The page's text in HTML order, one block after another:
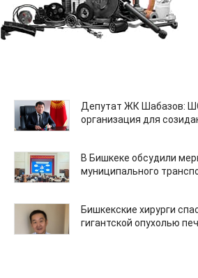
Депутат ЖК Шабазов:
организация для
В Бишкеке обсудили
муниципального
Бишкекские хирурги
гигантской опухолью